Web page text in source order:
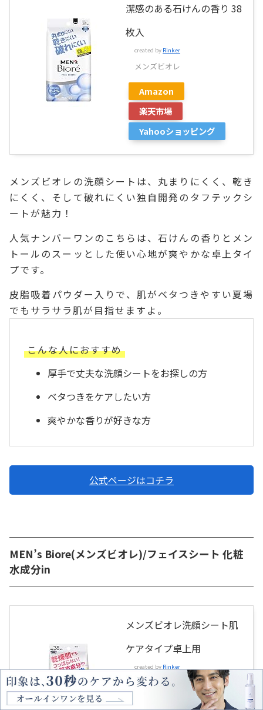
潔感のある石けんの香り 38
枚入
created by Rinker
メンズビオレ
Amazon
楽天市場
Yahooショッピング
メンズビオレの洗顔シートは、丸まりにくく、乾き
にくく、そして破れにくい独自開発のタフテックシ
ートが魅力！
人気ナンバーワンのこちらは、石けんの香りとメン
トールのスーッとした使い心地が爽やかな卓上タイ
プです。
皮脂吸着パウダー入りで、肌がベタつきやすい夏場
でもサラサラ肌が目指せますよ。
こんな人におすすめ
厚手で丈夫な洗顔シートをお探しの方
ベタつきをケアしたい方
爽やかな香りが好きな方
公式ページはコチラ
MEN’s Biore(メンズビオレ)/フェイスシート 化粧
水成分in
メンズビオレ洗顔シート肌
ケアタイプ卓上用
created by Rinker
メンズビオレ
Amazon